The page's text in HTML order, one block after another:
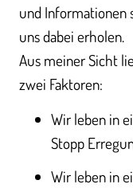
und Informationen
uns dabei erholen.
Aus meiner Sicht
zwei Faktoren:
Wir leben in
Stopp
Wir leben in